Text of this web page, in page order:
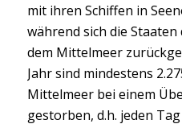
mit ihren Schiffen in
während sich die
dem Mittelmeer
Jahr sind mindestens
Mittelmeer bei einem
gestorben, d.h. jeden